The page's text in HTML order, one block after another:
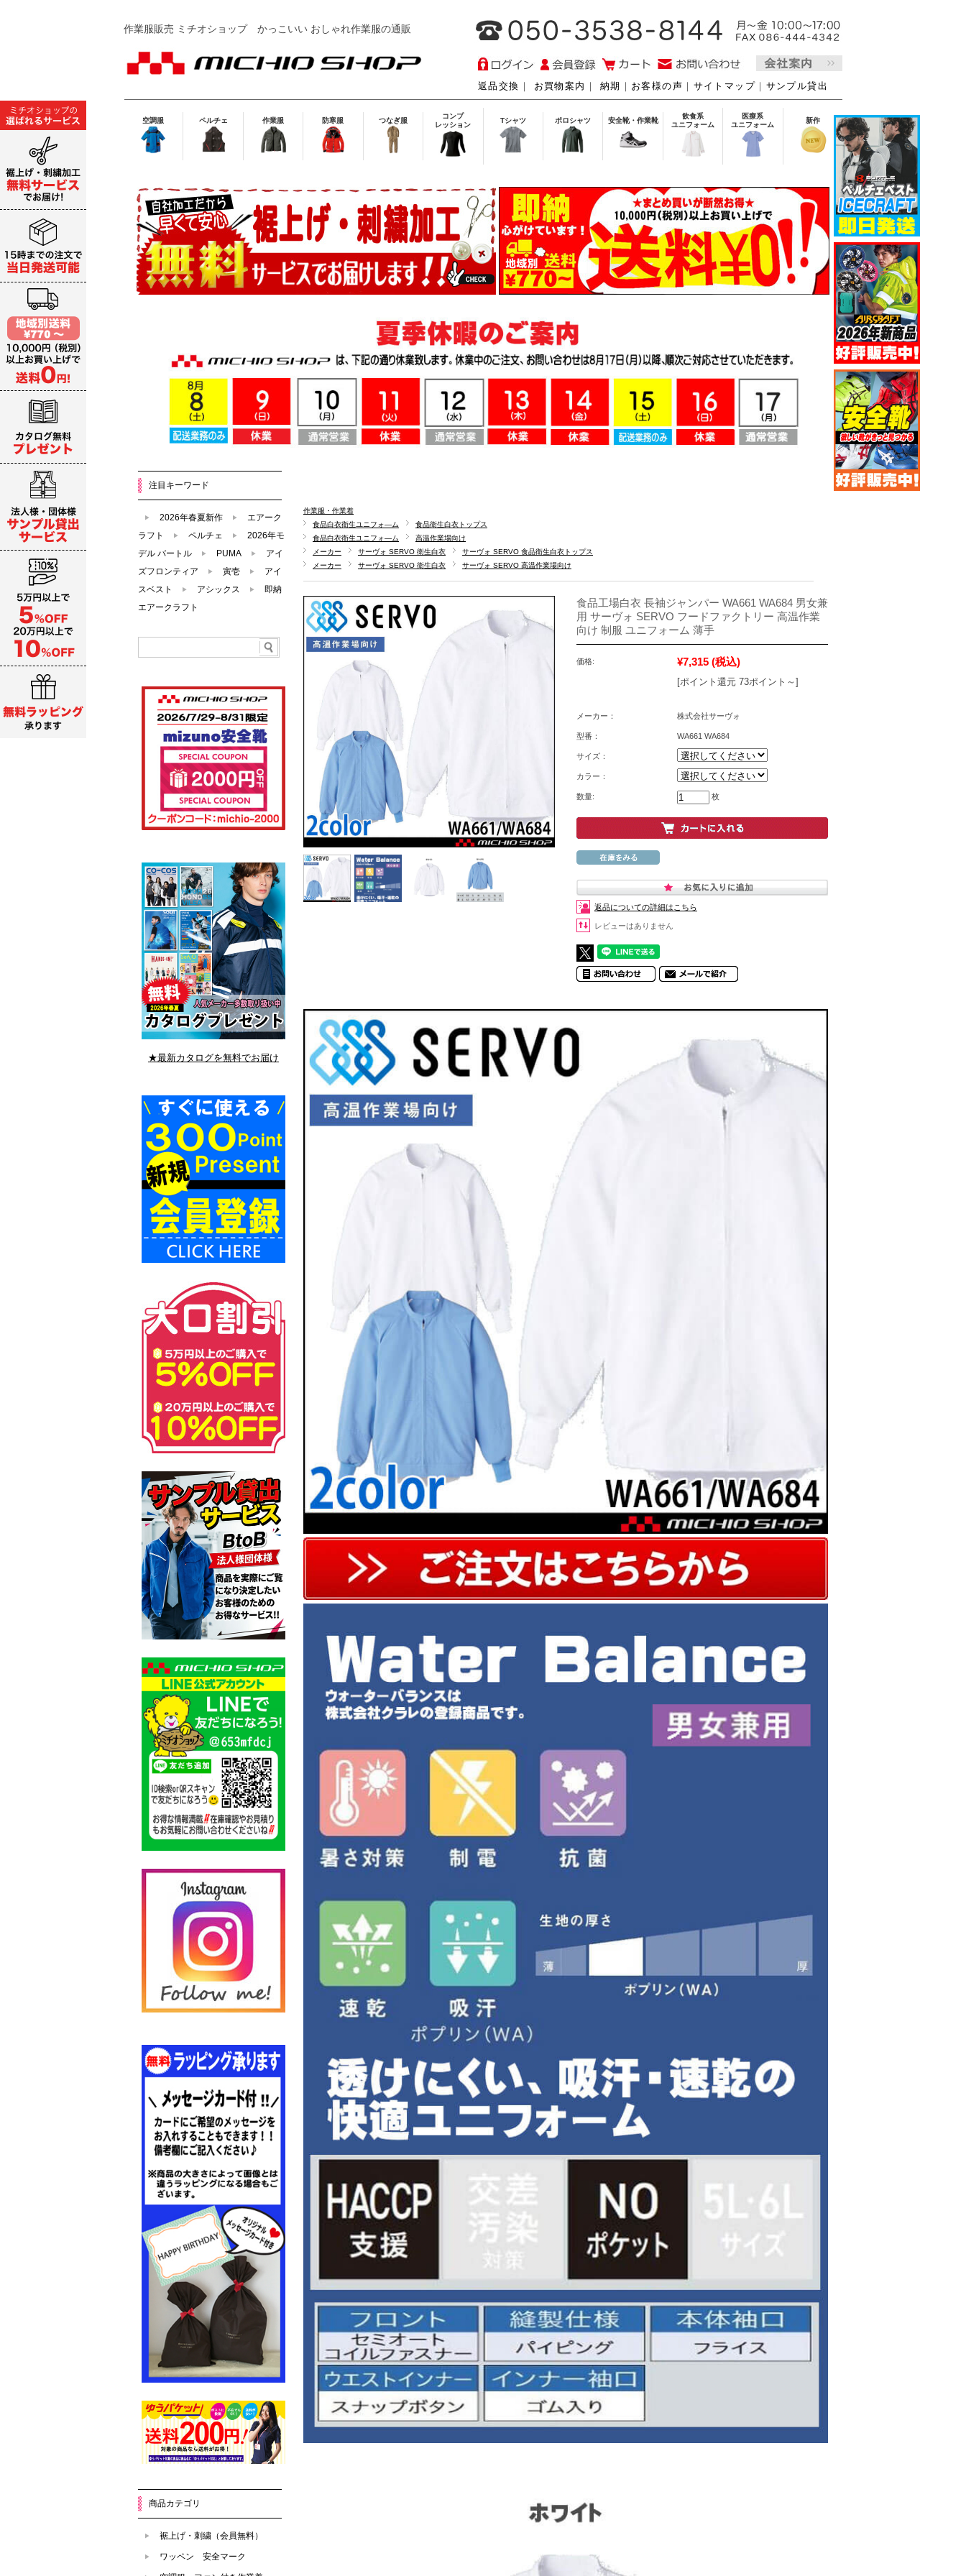
作業服販売 ミチオショップかっこいい おしゃれ作業服の通販
返品交換 ｜ お買物案内 ｜ 納期 ｜ お客様の声 ｜ サイトマップ ｜ サンプル貸出
空調服 ペルチェ 作業服 防寒服 つなぎ服
コンプ
レッション
Tシャツ ポロシャツ 安全靴・作業靴
飲食系
ユニフォーム
医療系
ユニフォーム
新作
作業服・作業着
食品白衣衛生ユニフォ―ム
食品衛生白衣トップス
食品白衣衛生ユニフォ―ム
高温作業場向け
メーカー
サーヴォ SERVO 衛生白衣
サーヴォ SERVO 食品衛生白衣トップス
メーカー
サーヴォ SERVO 衛生白衣 サーヴォ SERVO 高温作業場向け
食品工場白衣 長袖ジャンパー WA661 WA684 男女兼
用 サーヴォ SERVO フードファクトリー 高温作業
向け 制服 ユニフォーム 薄手
価格: ¥7,315 (税込)
[ポイント還元 73ポイント～]
メーカー： 株式会社サーヴォ
型番： WA661 WA684
サイズ：
カラー：
数量: 枚
返品についての詳細はこちら
レビューはありません
注目キーワード
2026年春夏新作
エアーク
ラフト
ペルチェ
2026年モ
デル バートル
PUMA
アイ
ズフロンティア
寅壱
アイ
スベスト
アシックス
即納
エアークラフト
★最新カタログを無料でお届け
商品カテゴリ
裾上げ・刺繍（会員無料）
ワッペン 安全マーク